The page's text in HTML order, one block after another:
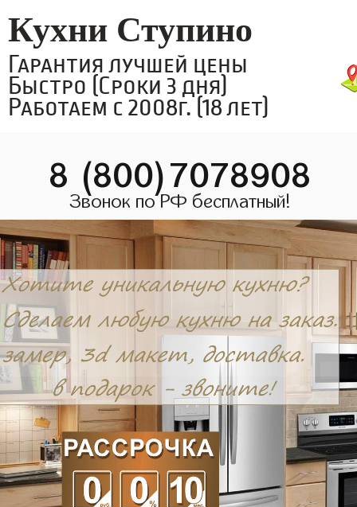
Кухни Ступино
Гарантия лучшей цены
Быстро (Сроки 3 дня)
Работаем с 2008г. (18 лет)
8 (800)7078908
Звонок по РФ бесплатный!